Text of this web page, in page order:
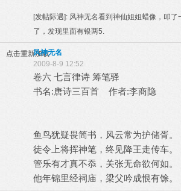
[发帖际遇]: 风神无名看到神仙姐姐蜡像，叩了
了，发现里面有银两5.
点击重新加载
风神无名
2009-8-9 12:52
卷六 七言律诗 筹笔驿
书名:唐诗三百首 作者:李商隐
鱼鸟犹疑畏简书，风云常为护储胥。
徒令上将挥神笔，终见降王走传车。
管乐有才真不忝，关张无命欲何如。
他年锦里经祠庙，梁父吟成恨有馀。